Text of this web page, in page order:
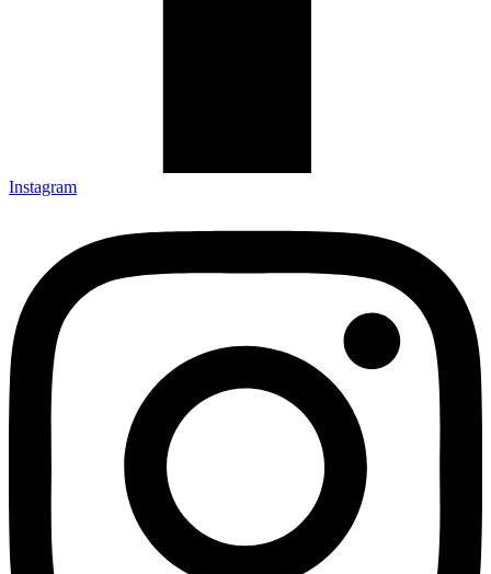
Instagram